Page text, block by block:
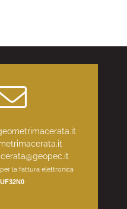
la fattura elettronica
UF32N0